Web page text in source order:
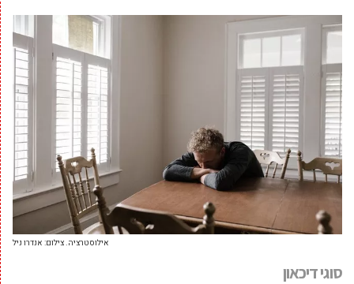
אילוסטרציה. צילום: אנדרו ניל
סוגי דיכאון